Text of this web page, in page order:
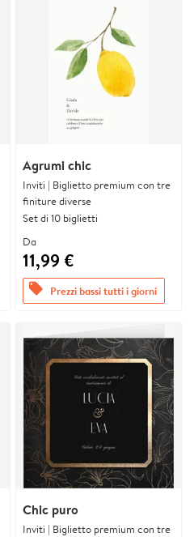
Agrumi chic
Inviti | Biglietto premium con tre
finiture diverse
Set di 10 biglietti
Da
11,99 €
offers Prezzi bassi tutti i giorni
Chic puro
Inviti | Biglietto premium con tre